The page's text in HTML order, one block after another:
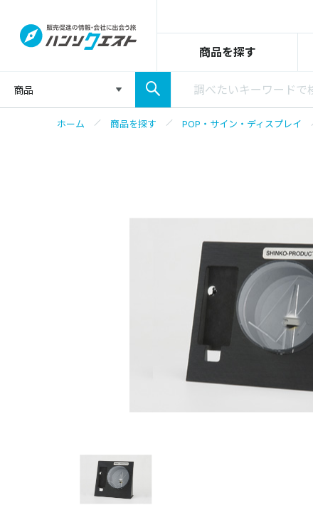
商品を探す
商品
ホーム 商品を探す POP・サイン・ディスプレイ